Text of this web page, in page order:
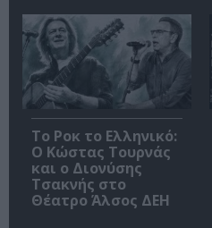
Το Ροκ το Ελληνικό:
Ο Κώστας Τουρνάς
και ο Διονύσης
Τσακνής στο
Θέατρο Άλσος ΔΕΗ